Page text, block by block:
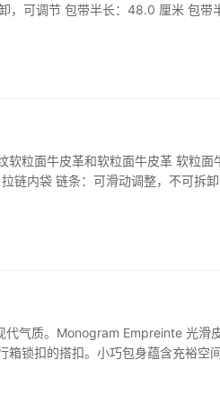
，可调节 包带半长：48.0 厘米 包带
粒面牛皮革和软粒面牛皮革 软粒面
链内袋 链条：可滑动调整，不可拆卸
气质。Monogram Empreinte 光滑
锁扣的搭扣。小巧包身蕴含充裕空